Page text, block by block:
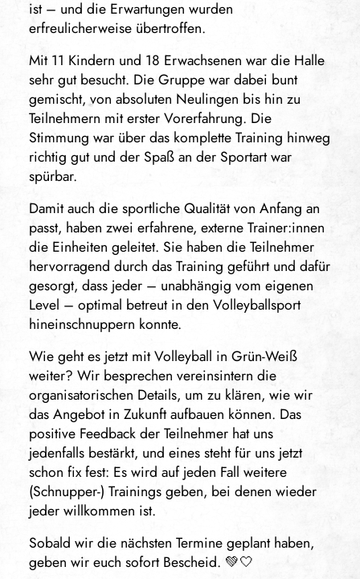
ist – und die Erwartungen wurden
erfreulicherweise übertroffen.
Mit 11 Kindern und 18 Erwachsenen war die Halle
sehr gut besucht. Die Gruppe war dabei bunt
gemischt, von absoluten Neulingen bis hin zu
Teilnehmern mit erster Vorerfahrung. Die
Stimmung war über das komplette Training hinweg
richtig gut und der Spaß an der Sportart war
spürbar.
Damit auch die sportliche Qualität von Anfang an
passt, haben zwei erfahrene, externe Trainer:innen
die Einheiten geleitet. Sie haben die Teilnehmer
hervorragend durch das Training geführt und dafür
gesorgt, dass jeder – unabhängig vom eigenen
Level – optimal betreut in den Volleyballsport
hineinschnuppern konnte.
Wie geht es jetzt mit Volleyball in Grün-Weiß
weiter? Wir besprechen vereinsintern die
organisatorischen Details, um zu klären, wie wir
das Angebot in Zukunft aufbauen können. Das
positive Feedback der Teilnehmer hat uns
jedenfalls bestärkt, und eines steht für uns jetzt
schon fix fest: Es wird auf jeden Fall weitere
(Schnupper-) Trainings geben, bei denen wieder
jeder willkommen ist.
Sobald wir die nächsten Termine geplant haben,
geben wir euch sofort Bescheid. 💚🤍